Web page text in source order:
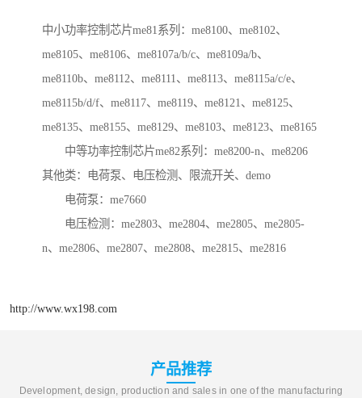
中小功率控制芯片me81系列：me8100、me8102、
me8105、me8106、me8107a/b/c、me8109a/b、
me8110b、me8112、me8111、me8113、me8115a/c/e、
me8115b/d/f、me8117、me8119、me8121、me8125、
me8135、me8155、me8129、me8103、me8123、me8165
中等功率控制芯片me82系列：me8200-n、me8206
其他类：电荷泵、电压检测、限流开关、demo
电荷泵：me7660
电压检测：me2803、me2804、me2805、me2805-
n、me2806、me2807、me2808、me2815、me2816
http://www.wx198.com
产品推荐
Development, design, production and sales in one of the manufacturing